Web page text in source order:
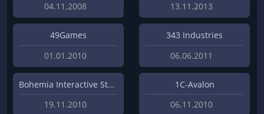
04.11.2008
13.11.2013
49Games
01.01.2010
343 Industries
06.06.2011
Bohemia Interactive Studios
19.11.2010
1C-Avalon
06.11.2010